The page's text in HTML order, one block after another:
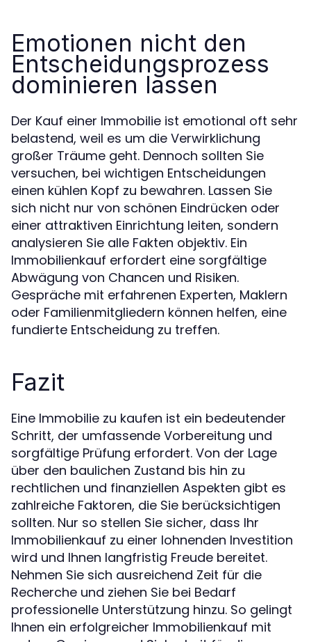
Emotionen nicht den
Entscheidungsprozess
dominieren lassen
Der Kauf einer Immobilie ist emotional oft sehr
belastend, weil es um die Verwirklichung
großer Träume geht. Dennoch sollten Sie
versuchen, bei wichtigen Entscheidungen
einen kühlen Kopf zu bewahren. Lassen Sie
sich nicht nur von schönen Eindrücken oder
einer attraktiven Einrichtung leiten, sondern
analysieren Sie alle Fakten objektiv. Ein
Immobilienkauf erfordert eine sorgfältige
Abwägung von Chancen und Risiken.
Gespräche mit erfahrenen Experten, Maklern
oder Familienmitgliedern können helfen, eine
fundierte Entscheidung zu treffen.
Fazit
Eine Immobilie zu kaufen ist ein bedeutender
Schritt, der umfassende Vorbereitung und
sorgfältige Prüfung erfordert. Von der Lage
über den baulichen Zustand bis hin zu
rechtlichen und finanziellen Aspekten gibt es
zahlreiche Faktoren, die Sie berücksichtigen
sollten. Nur so stellen Sie sicher, dass Ihr
Immobilienkauf zu einer lohnenden Investition
wird und Ihnen langfristig Freude bereitet.
Nehmen Sie sich ausreichend Zeit für die
Recherche und ziehen Sie bei Bedarf
professionelle Unterstützung hinzu. So gelingt
Ihnen ein erfolgreicher Immobilienkauf mit